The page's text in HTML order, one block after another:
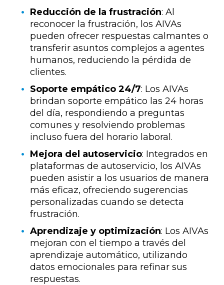
Reducción de la frustración: Al
reconocer la frustración, los AIVAs
pueden ofrecer respuestas calmantes o
transferir asuntos complejos a agentes
humanos, reduciendo la pérdida de
clientes.
Soporte empático 24/7: Los AIVAs
brindan soporte empático las 24 horas
del día, respondiendo a preguntas
comunes y resolviendo problemas
incluso fuera del horario laboral.
Mejora del autoservicio: Integrados en
plataformas de autoservicio, los AIVAs
pueden asistir a los usuarios de manera
más eficaz, ofreciendo sugerencias
personalizadas cuando se detecta
frustración.
Aprendizaje y optimización: Los AIVAs
mejoran con el tiempo a través del
aprendizaje automático, utilizando
datos emocionales para refinar sus
respuestas.